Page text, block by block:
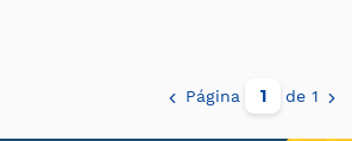
Página de 1